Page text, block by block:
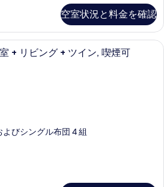
空室状況と料金を確認
[錦帯橋側 - 貴賓室] 和洋室 + リビン
+ リビング + ツイン, 喫煙可
びシングル布団 4 組